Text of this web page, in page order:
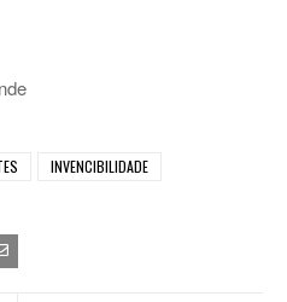
INVENCIBILIDADE